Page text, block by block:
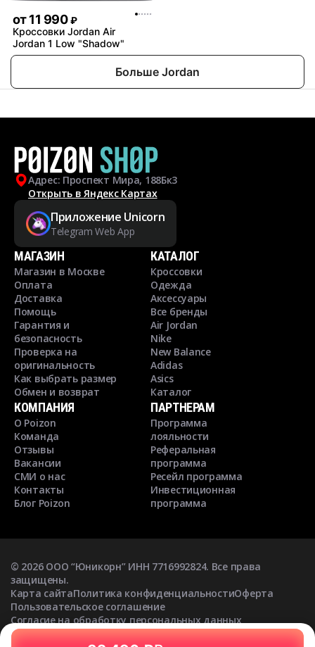
от11 990 ₽
Кроссовки Jordan Air
Jordan 1 Low "Shadow"
Больше Jordan
Адрес: Проспект Мира, 188Бк3
Открыть в Яндекс Картах
Приложение Unicorn
Telegram Web App
МАГАЗИН
Магазин в Москве
Оплата
Доставка
Помощь
Гарантия и
безопасность
Проверка на
оригинальность
Как выбрать размер
Обмен и возврат
КАТАЛОГ
Кроссовки
Одежда
Аксессуары
Все бренды
Air Jordan
Nike
New Balance
Adidas
Asics
Каталог
КОМПАНИЯ
О Poizon
Команда
Отзывы
Вакансии
СМИ о нас
Контакты
Блог Poizon
ПАРТНЕРАМ
Программа
лояльности
Реферальная
программа
Ресейл программа
Инвестиционная
программа
© 2026ООО “Юникорн” ИНН 7716992824. Все права
защищены.
Карта сайтаПолитика конфиденциальностиОферта
Пользовательское соглашение
Согласие на обработку персональных данных
Согласие на получение рекламных рассылок